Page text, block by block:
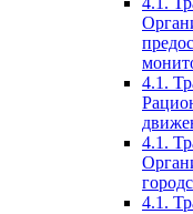
4.1.
4.1.
4.1.